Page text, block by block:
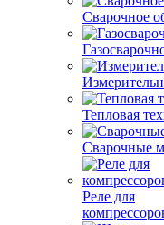
Сварочное
Тепловая
Сварочные
Реле для